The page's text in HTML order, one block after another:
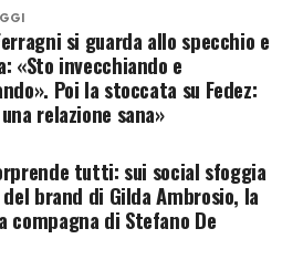
diverse da quelle
nell’ambiente artistico,
pagato personalmente
idee politiche
Morrone ha più volte
modificare il proprio modo
si guarda allo specchio e
«Sto invecchiando e
Poi la stoccata su Fedez:
relazione sana»
tutti: sui social sfoggia
brand di Gilda Ambrosio, la
compagna di Stefano De